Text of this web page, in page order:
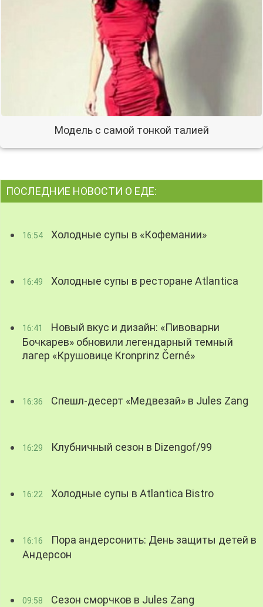
Модель с самой тонкой талией
ПОСЛЕДНИЕ НОВОСТИ О ЕДЕ:
16:54 Холодные супы в «Кофемании»
16:49 Холодные супы в ресторане Atlantica
16:41
Новый вкус и дизайн: «Пивоварни
Бочкарев» обновили легендарный темный
лагер «Крушовице Kronprinz Černé»
16:36 Спешл-десерт «Медвезай» в Jules Zang
16:29 Клубничный сезон в Dizengof/99
16:22 Холодные супы в Atlantica Bistro
16:16
Пора андерсонить: День защиты детей в
Андерсон
09:58 Сезон сморчков в Jules Zang